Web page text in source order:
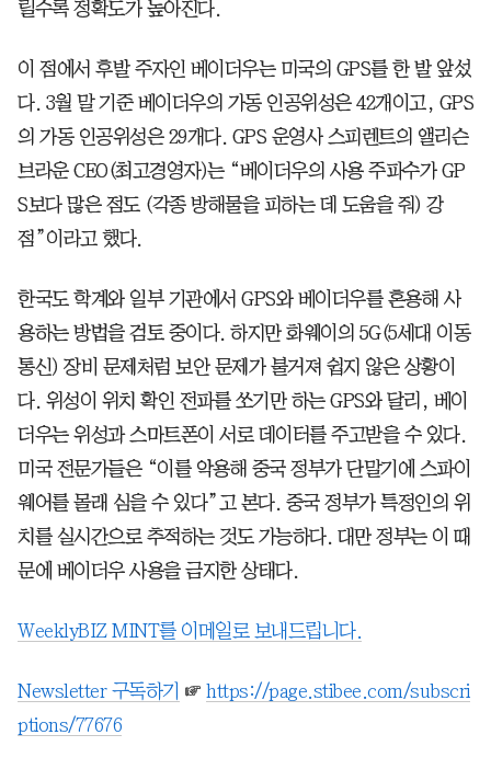
릴수록 정확도가 높아진다.
이 점에서 후발 주자인 베이더우는 미국의 GPS를 한 발 앞섰
다. 3월 말 기준 베이더우의 가동 인공위성은 42개이고, GPS
의 가동 인공위성은 29개다. GPS 운영사 스피렌트의 앨리슨
브라운 CEO(최고경영자)는 “베이더우의 사용 주파수가 GP
S보다 많은 점도 (각종 방해물을 피하는 데 도움을 줘) 강
점”이라고 했다.
한국도 학계와 일부 기관에서 GPS와 베이더우를 혼용해 사
용하는 방법을 검토 중이다. 하지만 화웨이의 5G(5세대 이동
통신) 장비 문제처럼 보안 문제가 불거져 쉽지 않은 상황이
다. 위성이 위치 확인 전파를 쏘기만 하는 GPS와 달리, 베이
더우는 위성과 스마트폰이 서로 데이터를 주고받을 수 있다.
미국 전문가들은 “이를 악용해 중국 정부가 단말기에 스파이
웨어를 몰래 심을 수 있다”고 본다. 중국 정부가 특정인의 위
치를 실시간으로 추적하는 것도 가능하다. 대만 정부는 이 때
문에 베이더우 사용을 금지한 상태다.
WeeklyBIZ MINT를 이메일로 보내드립니다.
Newsletter 구독하기 ☞ https://page.stibee.com/subscri
ptions/77676